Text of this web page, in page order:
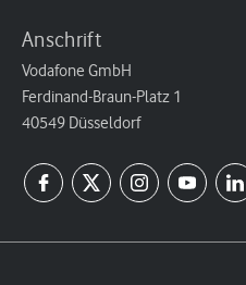
Anschrift
Vodafone GmbH
Ferdinand-Braun-Platz 1
40549 Düsseldorf